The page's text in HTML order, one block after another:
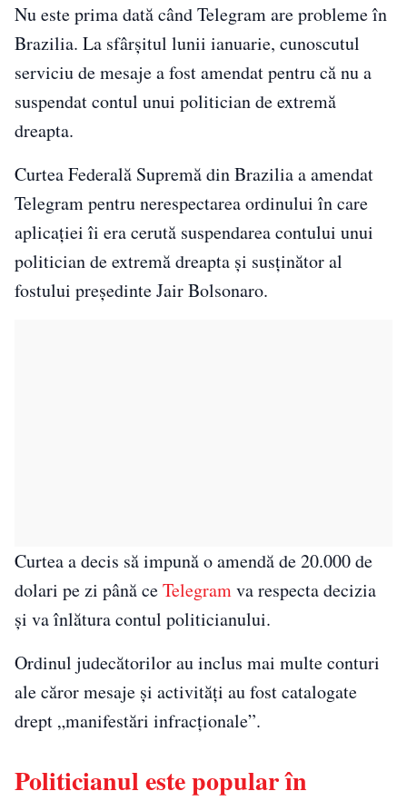
Nu este prima dată când Telegram are probleme în
Brazilia. La sfârșitul lunii ianuarie, cunoscutul
serviciu de mesaje a fost amendat pentru că nu a
suspendat contul unui politician de extremă
dreapta.
Curtea Federală Supremă din Brazilia a amendat
Telegram pentru nerespectarea ordinului în care
aplicației îi era cerută suspendarea contului unui
politician de extremă dreapta și susținător al
fostului președinte Jair Bolsonaro.
Curtea a decis să impună o amendă de 20.000 de
dolari pe zi până ceTelegramva respecta decizia
și va înlătura contul politicianului.
Ordinul judecătorilor au inclus mai multe conturi
ale căror mesaje și activități au fost catalogate
drept „manifestări infracționale”.
Politicianul este popular în